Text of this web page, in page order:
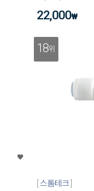
22,000₩
18위
스톰테크